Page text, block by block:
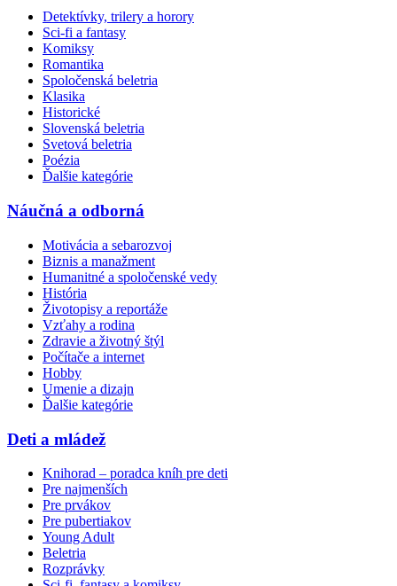
Detektívky, trilery a horory
Sci-fi a fantasy
Komiksy
Romantika
Spoločenská beletria
Klasika
Historické
Slovenská beletria
Svetová beletria
Poézia
Ďalšie kategórie
Náučná a odborná
Motivácia a sebarozvoj
Biznis a manažment
Humanitné a spoločenské vedy
História
Životopisy a reportáže
Vzťahy a rodina
Zdravie a životný štýl
Počítače a internet
Hobby
Umenie a dizajn
Ďalšie kategórie
Deti a mládež
Knihorad – poradca kníh pre deti
Pre najmenších
Pre prvákov
Pre pubertiakov
Young Adult
Beletria
Rozprávky